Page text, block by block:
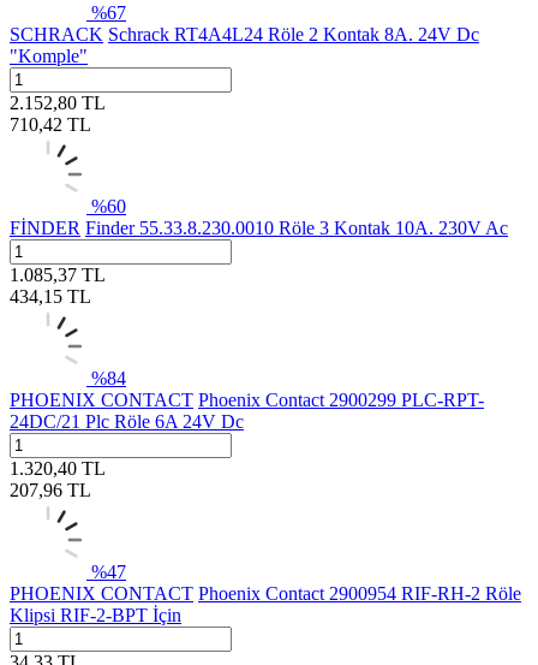
%67
SCHRACK Schrack RT4A4L24 Röle 2 Kontak 8A. 24V Dc
"Komple"
2.152,80 TL
710,42 TL
%60
FİNDER Finder 55.33.8.230.0010 Röle 3 Kontak 10A. 230V Ac
1.085,37 TL
434,15 TL
%84
PHOENIX CONTACT Phoenix Contact 2900299 PLC-RPT-
24DC/21 Plc Röle 6A 24V Dc
1.320,40 TL
207,96 TL
%47
PHOENIX CONTACT Phoenix Contact 2900954 RIF-RH-2 Röle
Klipsi RIF-2-BPT İçin